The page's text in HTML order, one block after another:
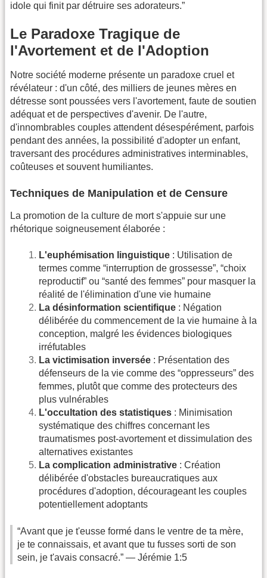
idole qui finit par détruire ses adorateurs.”
Le Paradoxe Tragique de
l'Avortement et de l'Adoption
Notre société moderne présente un paradoxe cruel et
révélateur : d'un côté, des milliers de jeunes mères en
détresse sont poussées vers l'avortement, faute de soutien
adéquat et de perspectives d'avenir. De l'autre,
d'innombrables couples attendent désespérément, parfois
pendant des années, la possibilité d'adopter un enfant,
traversant des procédures administratives interminables,
coûteuses et souvent humiliantes.
Techniques de Manipulation et de Censure
La promotion de la culture de mort s'appuie sur une
rhétorique soigneusement élaborée :
L'euphémisation linguistique : Utilisation de
termes comme “interruption de grossesse”, “choix
reproductif” ou “santé des femmes” pour masquer la
réalité de l'élimination d'une vie humaine
La désinformation scientifique : Négation
délibérée du commencement de la vie humaine à la
conception, malgré les évidences biologiques
irréfutables
La victimisation inversée : Présentation des
défenseurs de la vie comme des “oppresseurs” des
femmes, plutôt que comme des protecteurs des
plus vulnérables
L'occultation des statistiques : Minimisation
systématique des chiffres concernant les
traumatismes post-avortement et dissimulation des
alternatives existantes
La complication administrative : Création
délibérée d'obstacles bureaucratiques aux
procédures d'adoption, décourageant les couples
potentiellement adoptants
“Avant que je t'eusse formé dans le ventre de ta mère,
je te connaissais, et avant que tu fusses sorti de son
sein, je t'avais consacré.” — Jérémie 1:5